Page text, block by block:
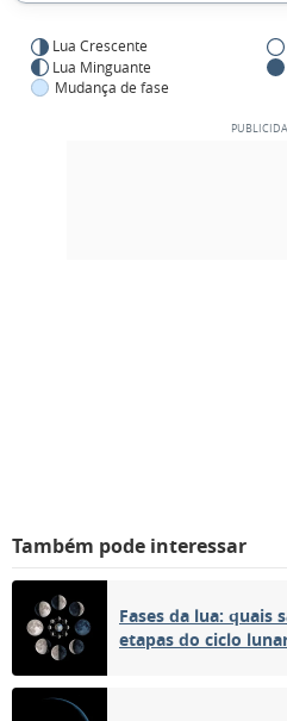
Lua Crescente
Lua Minguante
Mudança de fase
Também pode interessar
Fases da lua: quais
etapas do ciclo